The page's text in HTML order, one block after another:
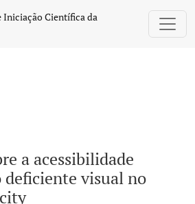
musical para o
Iniciação Científica da
a acessibilidade
deficiente visual no